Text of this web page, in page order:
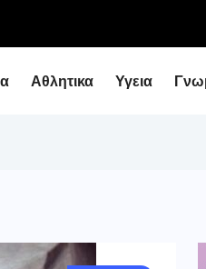
Αθλητικα Υγεια